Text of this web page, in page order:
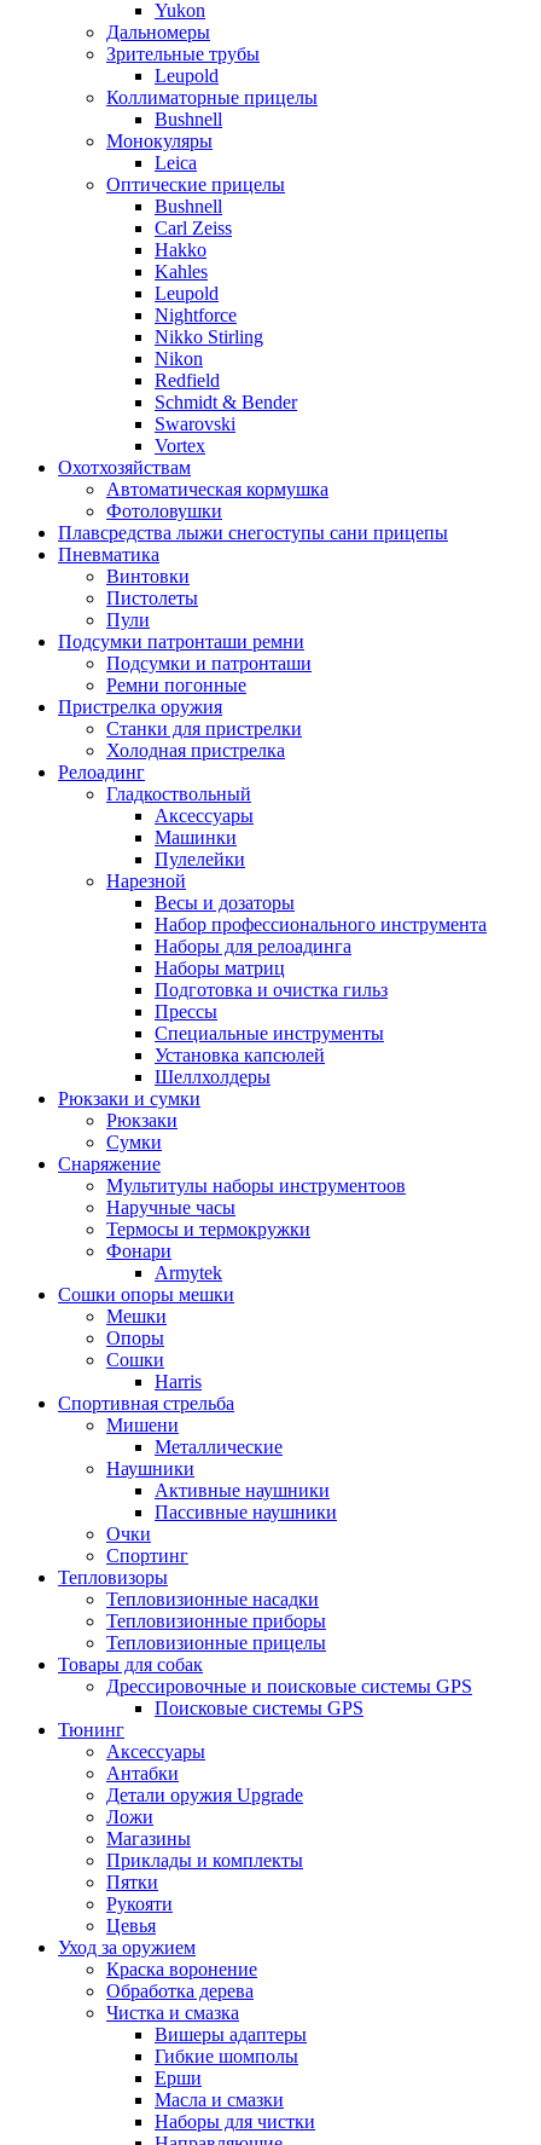
Yukon
Дальномеры
Зрительные трубы
Leupold
Коллиматорные прицелы
Bushnell
Монокуляры
Leica
Оптические прицелы
Bushnell
Carl Zeiss
Hakko
Kahles
Leupold
Nightforce
Nikko Stirling
Nikon
Redfield
Schmidt & Bender
Swarovski
Vortex
Охотхозяйствам
Автоматическая кормушка
Фотоловушки
Плавсредства лыжи снегоступы сани прицепы
Пневматика
Винтовки
Пистолеты
Пули
Подсумки патронташи ремни
Подсумки и патронташи
Ремни погонные
Пристрелка оружия
Станки для пристрелки
Холодная пристрелка
Релоадинг
Гладкоствольный
Аксессуары
Машинки
Пулелейки
Нарезной
Весы и дозаторы
Набор профессионального инструмента
Наборы для релоадинга
Наборы матриц
Подготовка и очистка гильз
Прессы
Специальные инструменты
Установка капсюлей
Шеллхолдеры
Рюкзаки и сумки
Рюкзаки
Сумки
Снаряжение
Мультитулы наборы инструментоов
Наручные часы
Термосы и термокружки
Фонари
Armytek
Сошки опоры мешки
Мешки
Опоры
Сошки
Harris
Спортивная стрельба
Мишени
Металлические
Наушники
Активные наушники
Пассивные наушники
Очки
Спортинг
Тепловизоры
Тепловизионные насадки
Тепловизионные приборы
Тепловизионные прицелы
Товары для собак
Дрессировочные и поисковые системы GPS
Поисковые системы GPS
Тюнинг
Аксессуары
Антабки
Детали оружия Upgrade
Ложи
Магазины
Приклады и комплекты
Пятки
Рукояти
Цевья
Уход за оружием
Краска воронение
Обработка дерева
Чистка и смазка
Вишеры адаптеры
Гибкие шомполы
Ерши
Масла и смазки
Наборы для чистки